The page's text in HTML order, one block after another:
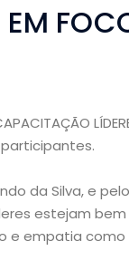
da Silva, e
estejam
e empatia como